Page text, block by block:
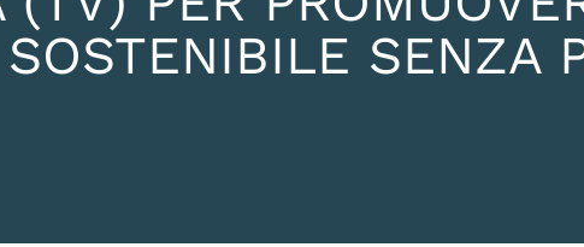
SOSTENIBILE SENZA